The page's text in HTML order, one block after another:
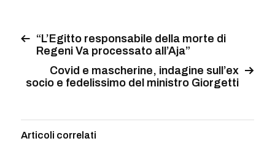
“L’Egitto responsabile della morte di
Regeni Va processato all’Aja”
Covid e mascherine, indagine sull’ex
socio e fedelissimo del ministro Giorgetti
Articoli correlati